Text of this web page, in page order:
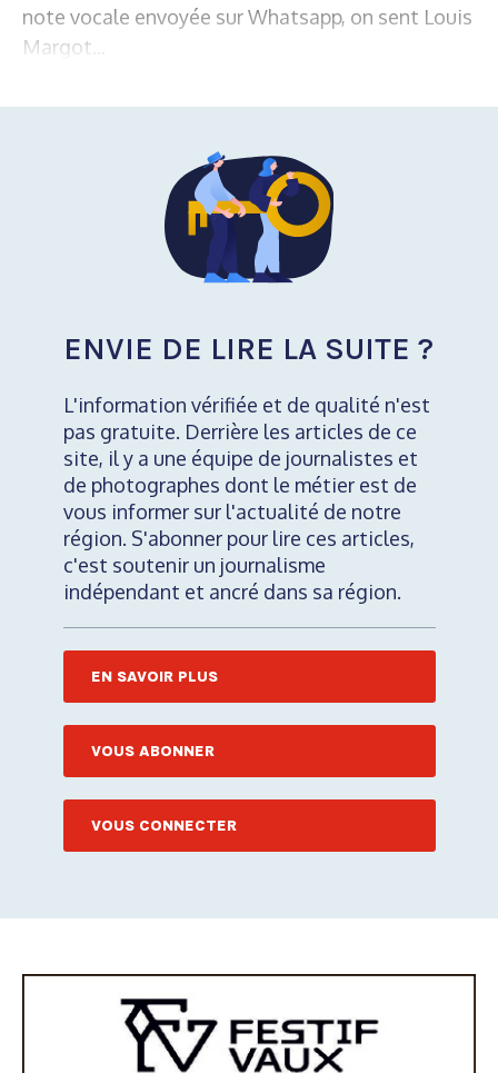
note vocale envoyée sur Whatsapp, on sent Louis
Margot...
ENVIE DE LIRE LA SUITE ?
L'information vérifiée et de qualité n'est
pas gratuite. Derrière les articles de ce
site, il y a une équipe de journalistes et
de photographes dont le métier est de
vous informer sur l'actualité de notre
région. S'abonner pour lire ces articles,
c'est soutenir un journalisme
indépendant et ancré dans sa région.
EN SAVOIR PLUS
VOUS ABONNER
VOUS CONNECTER